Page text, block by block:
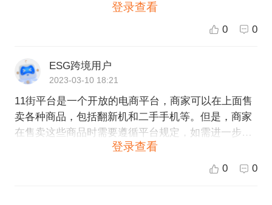
提供充分的退换货政策。如果您是卖家并希望在11街
平台销售翻新手机或二手手机，请确保您已经阅读并
登录查看
0 0
ESG跨境用户
2023-03-10 18:21
11街平台是一个开放的电商平台，商家可以在上面售
卖各种商品，包括翻新机和二手手机等。但是，商家
在售卖这些商品时需要遵循平台规定，如需进一步了
解11街平台的售卖规则，建议您前往11街平台官方网
站了解相关信息。如果您想在11街平台售卖翻新机或
登录查看
0 0